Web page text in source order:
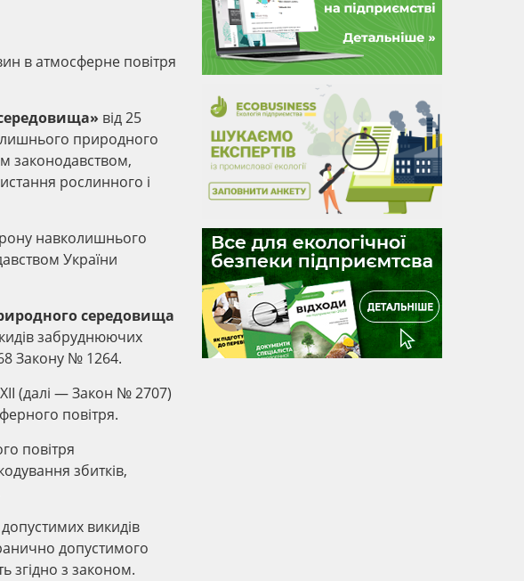
в атмосферне повітря
від 25
природного
законодавством,
рослинного і
навколишнього
України
середовища
забруднюючих
Закону № 1264.
(далі — Закон № 2707)
повітря.
повітря
збитків,
викидів
допустимого
згідно з законом.